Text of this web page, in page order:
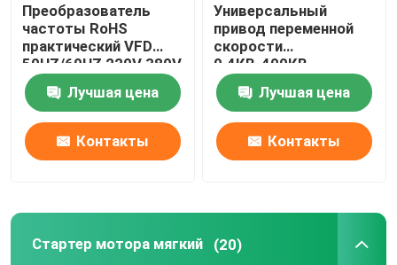
Экран касания HMI
Инвертор лифта
Серводвигатель
Блок тормоза инвертора
Преобразователь
частоты RoHS
практический VFD
50HZ/60HZ 220V 380V
480V
Лучшая цена
Контакты
Универсальный
привод переменной
скорости
0.4КВ-400КВ,
стабилизированный
ВФД для мотора 3
участков
Лучшая цена
Контакты
Стартер мотора мягкий (20)